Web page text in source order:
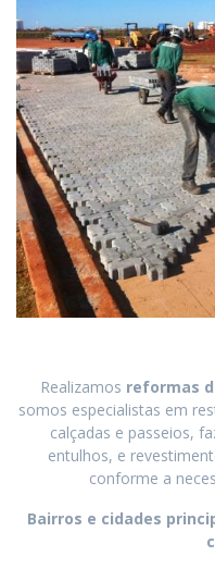
Realizamos reformas
somos especialistas em
calçadas e passeios,
entulhos, e
conforme a
Bairros e cidades